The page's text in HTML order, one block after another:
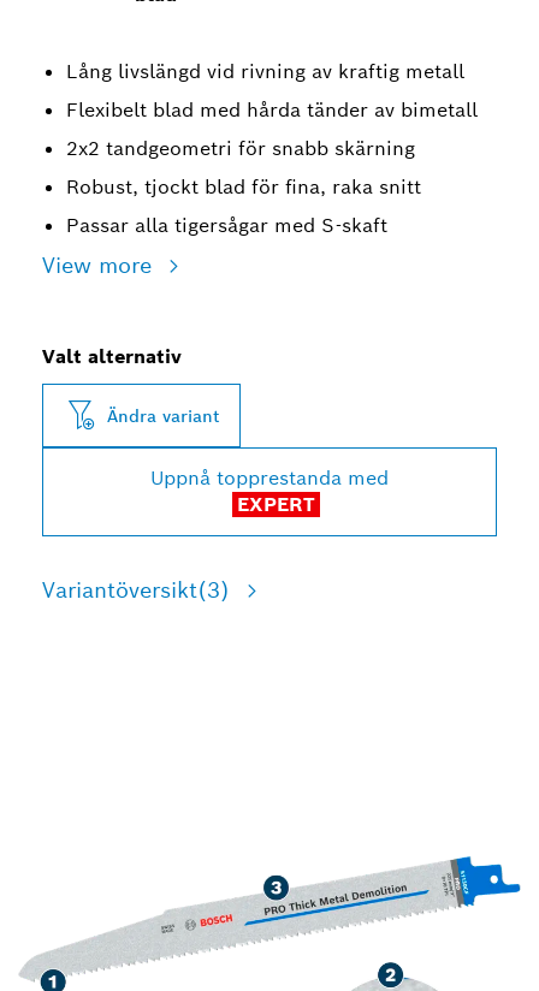
Lång livslängd vid rivning av kraftig metall
Flexibelt blad med hårda tänder av bimetall
2x2 tandgeometri för snabb skärning
Robust, tjockt blad för fina, raka snitt
Passar alla tigersågar med S-skaft
View more
Valt alternativ
Ändra variant
Uppnå topprestanda med
EXPERT
Variantöversikt(3)